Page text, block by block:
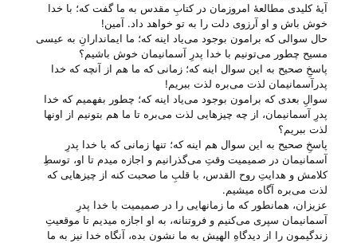
آیهٔ کلیدی مطالعهٔ امروزمان در کتابِ مقدس به ما گفت که؛ با خدا
خوش باش و او آرزوی دلت را به تو خواهد داد. آمین!
حال سوالی که برامون بوجود می‌‌یاد اینه که؛ ما ایماندارانِ به عیسی
مسیح چطور می‌‌تونیم با خدا پدرِ آسمانیمان خوش باشیم؟
پاسخِ صحیح به این سوال اینه که؛ زمانی که ما هم از آنچه که خدا
پدرآسمانیمان لذت می‌‌بره لذت ببریم!
سوالِ بعدی که برامون بوجود می‌‌یاد اینه که؛ چطور بفهمیم که خدا
پدرِ آسمانیمان، از چه چیزهایی لذت می‌‌بره تا ما هم بتونیم از اونها
لذت ببریم؟
پاسخِ صحیح به این سوال هم اینه که؛ تنها زمانی که با خدا پدرِ
آسمانیمان در صمیمیت وقتِ می‌‌گذرانیم و اجازه میدم تا او، توسطِ
کلامش و هدایتِ روح القدس، با قلبِ ما صحبت کنه از چیزهایی که
لذت می‌‌بره آگاه میشیم.
عزیزان، همانطور که ما زمانهایی را در صمیمیت با خدا پدرِ
آسمانیمان سپری می‌‌کنیم و فروتنانه، به او اجازه میدیم تا موقعیتِ
زندگیمون را از دیدگاهِ الهیش به ما نشون بده، آنگاه خدا نیز به ما